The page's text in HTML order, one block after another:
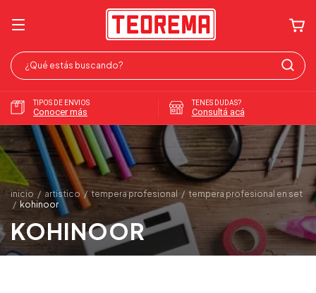
TIPOS DE ENVIOS
Conocer más
TENES DUDAS?
Consultá acá
inicio / artistico / tempera profesional / tempera profesional en set
/ kohinoor
KOHINOOR